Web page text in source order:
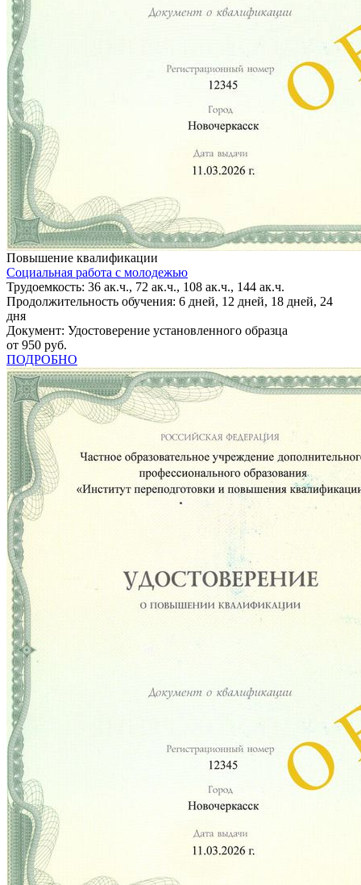
Повышение квалификации
Социальная работа с молодежью
Трудоемкость: 36 ак.ч., 72 ак.ч., 108 ак.ч., 144 ак.ч.
Продолжительность обучения: 6 дней, 12 дней, 18 дней, 24
дня
Документ: Удостоверение установленного образца
от 950 руб.
ПОДРОБНО